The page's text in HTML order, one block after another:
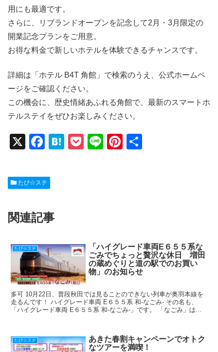
用にも最適です。
さらに、リブランドオープンを記念して2月・3月限定の
開業記念プランをご用意。
お得な料金で新しいホテルを体験できるチャンスです。
詳細は「ホテル B4T 角館」で検索のうえ、公式ホームペ
ージをご確認ください。
この機会に、歴史情緒あふれる角館で、最新のスマートホ
テルステイをぜひお楽しみください。
X
F
c
e
o
k
H
P
Li
Pi
たび☆ステ
関連記事
たび☆ステ
「ハイグレード車両E６５５系な
ごみでちょっと贅沢な休日 増田
の蔵めぐりと道の駅でのお買い
物」のお知らせ
多可 10月22日、普段秋田では見ることのできない列車が奥羽本線を
走るんです！ ハイグレード車両 E６５５系 和-なごみ- その名も、
「ハイグレード車両 E６５５系 和-なごみ-」です。 「なごみ」は...
たび☆ステ
あきた春割キャンペーンでオトク
なツアーを満喫！